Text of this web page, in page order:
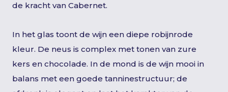
de kracht van Cabernet.
In het glas toont de wijn een diepe robijnrode
kleur. De neus is complex met tonen van zure
kers en chocolade. In de mond is de wijn mooi in
balans met een goede tanninestructuur; de